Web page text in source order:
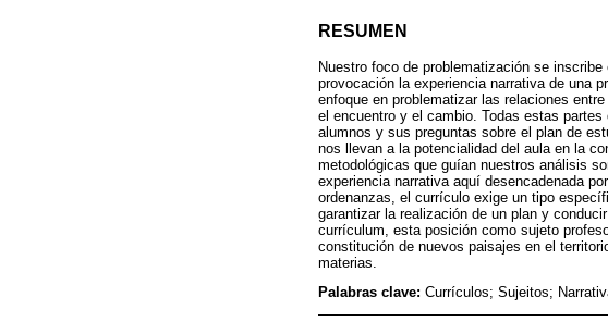
RESUMEN
Nuestro foco de problematización se
provocación la experiencia narrativa de una
enfoque en problematizar las relaciones
el encuentro y el cambio. Todas estas
alumnos y sus preguntas sobre el plan de
nos llevan a la potencialidad del aula en la
metodológicas que guían nuestros análisis
experiencia narrativa aquí desencadenada
ordenanzas, el currículo exige un tipo
garantizar la realización de un plan y
currículum, esta posición como sujeto
constitución de nuevos paisajes en el
materias.
Palabras clave: Currículos; Sujeitos;